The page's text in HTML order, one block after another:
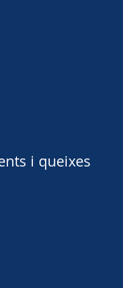
i queixes